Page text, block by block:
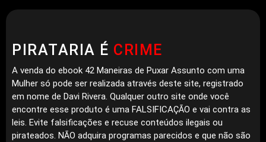
PIRATARIA É CRIME
A venda do ebook 42 Maneiras de Puxar Assunto com uma
Mulher só pode ser realizada através deste site, registrado
em nome de Davi Rivera. Qualquer outro site onde você
encontre esse produto é uma FALSIFICAÇÃO e vai contra as
leis. Evite falsificações e recuse conteúdos ilegais ou
pirateados. NÃO adquira programas parecidos e que não são